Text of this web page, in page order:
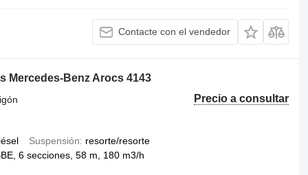
Contacte con el vendedor
Mercedes-Benz Arocs 4143
Precio a consultar
Suspensión
resorte/resorte
6 secciones, 58 m, 180 m3/h